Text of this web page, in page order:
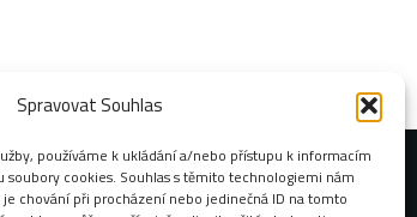
Spravovat Souhlas
používáme k ukládání a/nebo přístupu k informacím
soubory cookies. Souhlas s těmito technologiemi nám
chování při procházení nebo jedinečná ID na tomto